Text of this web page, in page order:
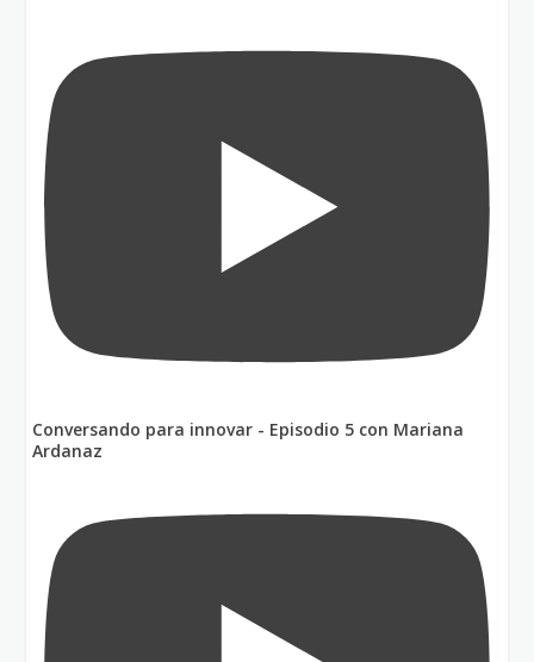
Conversando para innovar - Episodio 5 con Mariana
Ardanaz